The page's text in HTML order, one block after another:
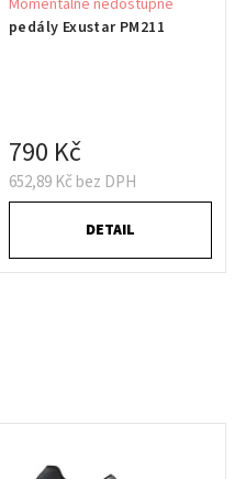
pedály Exustar PM211
652,89 Kč bez DPH
790 Kč
DETAIL